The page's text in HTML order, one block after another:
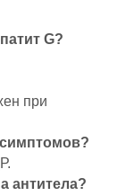
G?
при
антитела?